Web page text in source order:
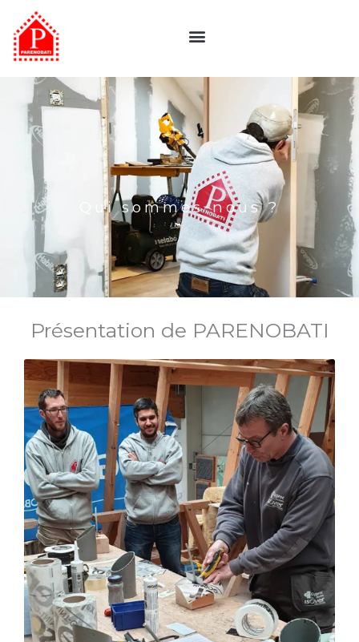
Aller
au
contenu
Qui sommes-nous ?
Présentation de PARENOBATI